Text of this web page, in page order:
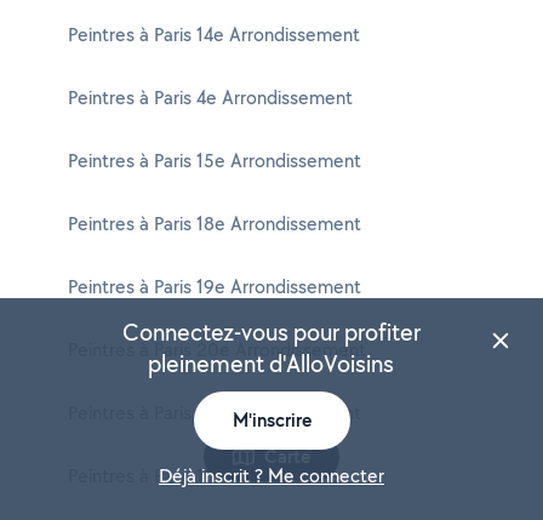
Peintres à Paris 14e Arrondissement
Peintres à Paris 4e Arrondissement
Peintres à Paris 15e Arrondissement
Peintres à Paris 18e Arrondissement
Peintres à Paris 19e Arrondissement
Peintres à Paris 20e Arrondissement
Peintres à Paris 16e Arrondissement
Peintres à Paris 11e Arrondissement
Carte
Connectez-vous pour profiter
pleinement d'AlloVoisins
M'inscrire
Déjà inscrit ? Me connecter